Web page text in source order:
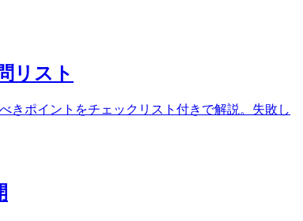
リスト
きポイントをチェックリスト付きで解説。失敗し